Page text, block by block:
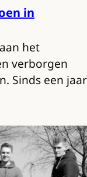
in
het
verborgen
Sinds een jaar